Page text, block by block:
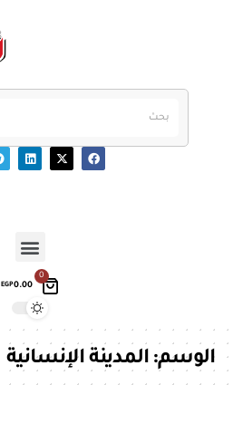
0
EGP0.00
الوسم:المدينة الإنسانية